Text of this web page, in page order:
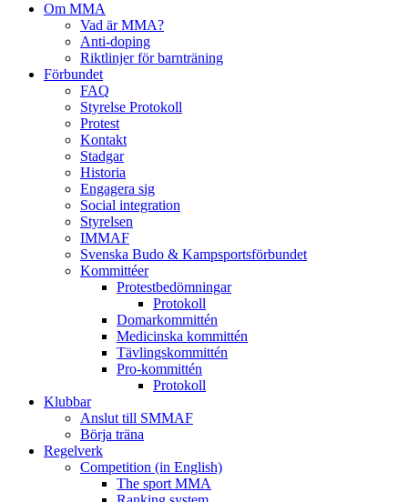
Om MMA
Vad är MMA?
Anti-doping
Riktlinjer för barnträning
Förbundet
FAQ
Styrelse Protokoll
Protest
Kontakt
Stadgar
Historia
Engagera sig
Social integration
Styrelsen
IMMAF
Svenska Budo & Kampsportsförbundet
Kommittéer
Protestbedömningar
Protokoll
Domarkommittén
Medicinska kommittén
Tävlingskommittén
Pro-kommittén
Protokoll
Klubbar
Anslut till SMMAF
Börja träna
Regelverk
Competition (in English)
The sport MMA